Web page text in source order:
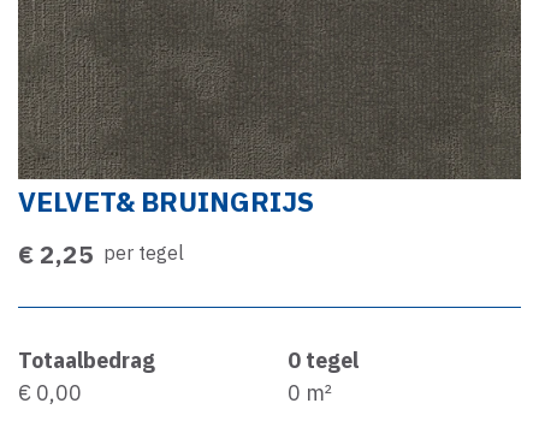
VELVET& BRUINGRIJS
€ 2,25 per tegel
Totaalbedrag
€ 0,00
0 tegel
0 m²